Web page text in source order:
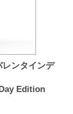
レンタインデ
Edition